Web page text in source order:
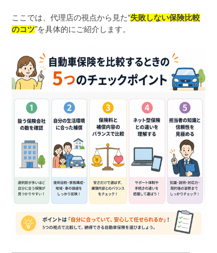
ここでは、代理店の視点から見た“失敗しない保険比較
のコツ”を具体的にご紹介します。